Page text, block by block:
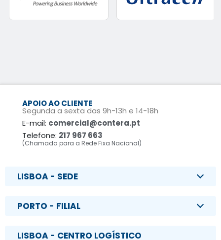
APOIO AO CLIENTE
Segunda a sexta das 9h-13h e 14-18h
E-mail: comercial@contera.pt
Telefone: 217 967 663
(Chamada para a Rede Fixa Nacional)
LISBOA - SEDE
PORTO - FILIAL
LISBOA - CENTRO LOGÍSTICO